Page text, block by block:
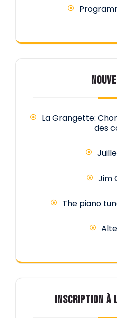
La Grangette:
des
Jim
The piano
INSCRIPTION À